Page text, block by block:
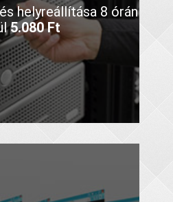
helyreállítása 8 órán
5.080 Ft